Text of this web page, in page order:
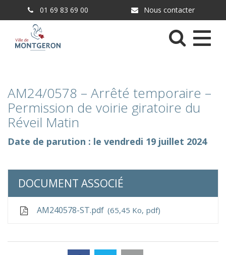
01 69 83 69 00 Nous contacter
Menu
AM24/0578 – Arrêté temporaire –
Permission de voirie giratoire du
Réveil Matin
Date de parution : le vendredi 19 juillet 2024
DOCUMENT ASSOCIÉ
AM240578-ST.pdf 65,45 Ko, pdf